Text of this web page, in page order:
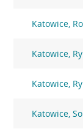
Katowice,
Katowice,
Katowice,
Katowice,